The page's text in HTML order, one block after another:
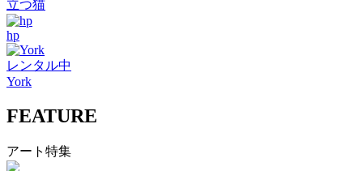
立つ猫
hp
レンタル中
York
FEATURE
アート特集